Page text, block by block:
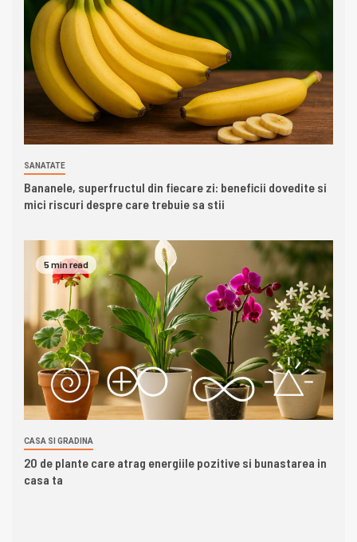
SANATATE
Bananele, superfructul din fiecare zi: beneficii dovedite si
mici riscuri despre care trebuie sa stii
5 min read
CASA SI GRADINA
20 de plante care atrag energiile pozitive si bunastarea in
casa ta